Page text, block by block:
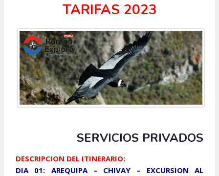
TARIFAS 2023
SERVICIOS PRIVADOS
DESCRIPCION DEL ITINERARIO:
DIA 01: AREQUIPA – CHIVAY – EXCURSION AL